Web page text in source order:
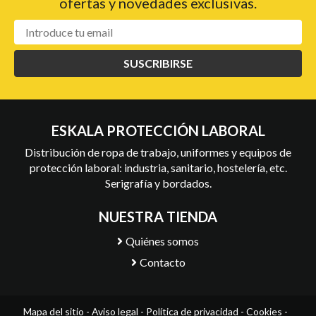
SUSCRIBIRSE
ESKALA PROTECCIÓN LABORAL
Distribución de ropa de trabajo, uniformes y equipos de
protección laboral: industria, sanitario, hostelería, etc.
Serigrafía y bordados.
NUESTRA TIENDA
Quiénes somos
Contacto
Mapa del sitio - Aviso legal - Política de privacidad - Cookies -